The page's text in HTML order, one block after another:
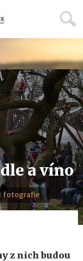
a víno
fotografie
z nich budou